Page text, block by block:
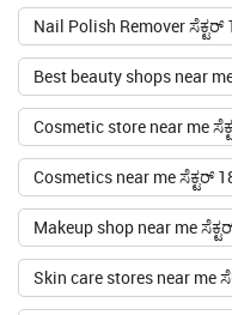
Nail Polish Remover ಸೆಕ್ಟರ್
Best beauty shops near
Cosmetic store near me
Cosmetics near me ಸೆಕ್ಟರ್
Makeup shop near me
Skin care stores near me